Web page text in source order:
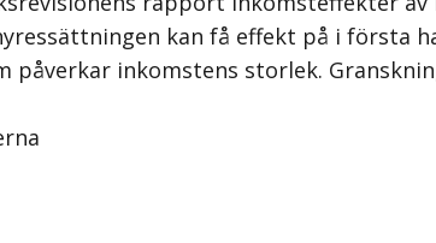
kan få effekt på i första
påverkar inkomstens storlek.